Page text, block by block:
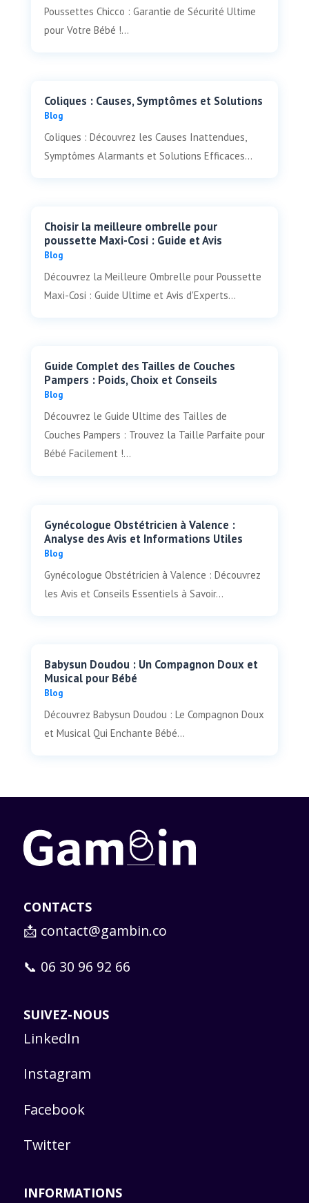
Poussettes Chicco : Garantie de Sécurité Ultime
pour Votre Bébé !...
Coliques : Causes, Symptômes et Solutions
Blog
Coliques : Découvrez les Causes Inattendues,
Symptômes Alarmants et Solutions Efficaces...
Choisir la meilleure ombrelle pour
poussette Maxi-Cosi : Guide et Avis
Blog
Découvrez la Meilleure Ombrelle pour Poussette
Maxi-Cosi : Guide Ultime et Avis d'Experts...
Guide Complet des Tailles de Couches
Pampers : Poids, Choix et Conseils
Blog
Découvrez le Guide Ultime des Tailles de
Couches Pampers : Trouvez la Taille Parfaite pour
Bébé Facilement !...
Gynécologue Obstétricien à Valence :
Analyse des Avis et Informations Utiles
Blog
Gynécologue Obstétricien à Valence : Découvrez
les Avis et Conseils Essentiels à Savoir...
Babysun Doudou : Un Compagnon Doux et
Musical pour Bébé
Blog
Découvrez Babysun Doudou : Le Compagnon Doux
et Musical Qui Enchante Bébé...
CONTACTS
📩 contact@gambin.co
📞 06 30 96 92 66
SUIVEZ-NOUS
LinkedIn
Instagram
Facebook
Twitter
INFORMATIONS